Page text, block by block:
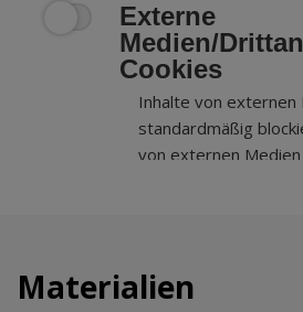
Externe
Medien/
Cookies
Inhalte von externen
standardmäßig
von externen
Materialien